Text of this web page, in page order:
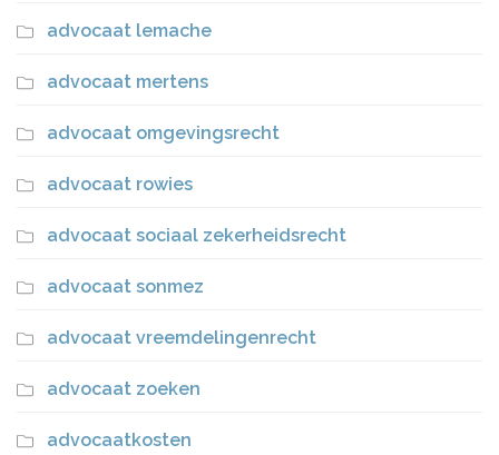
advocaat lemache
advocaat mertens
advocaat omgevingsrecht
advocaat rowies
advocaat sociaal zekerheidsrecht
advocaat sonmez
advocaat vreemdelingenrecht
advocaat zoeken
advocaatkosten